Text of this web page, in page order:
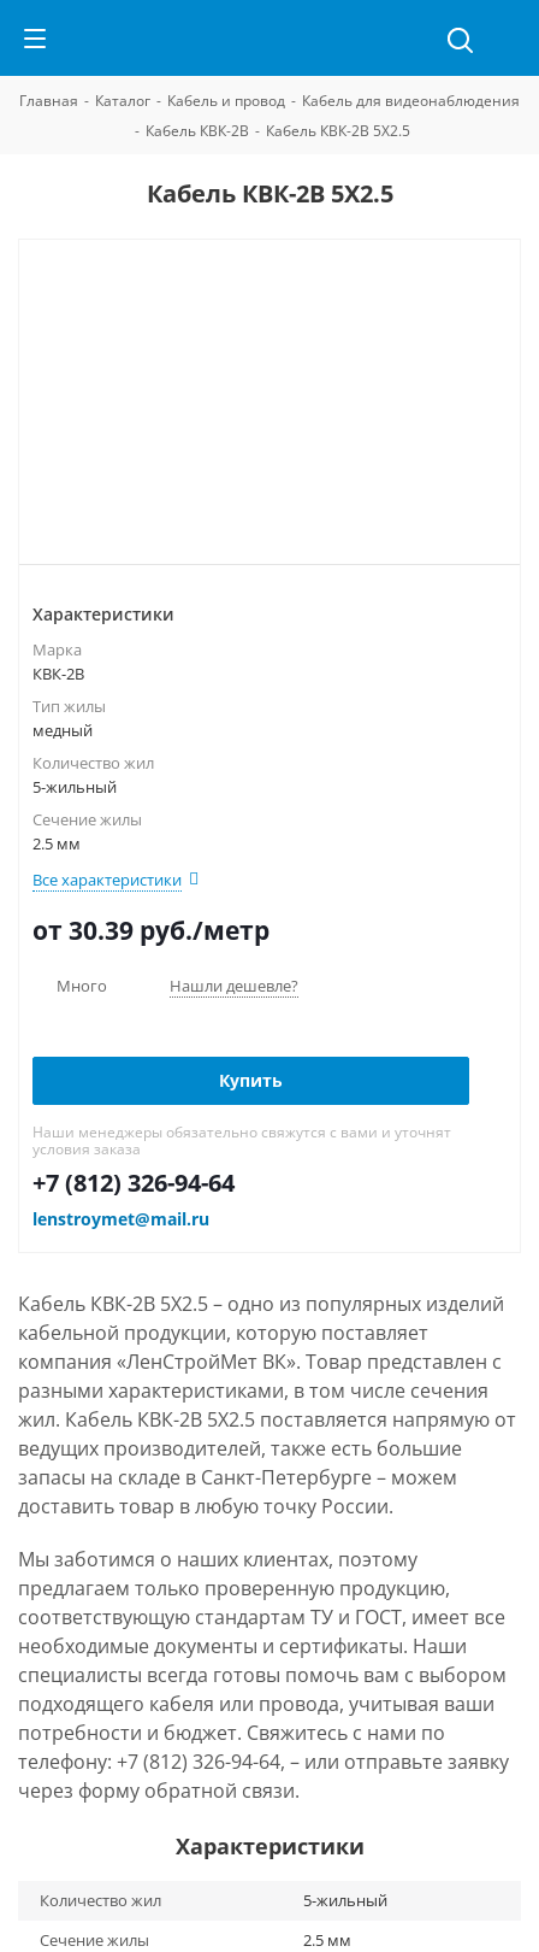
Главная - Каталог - Кабель и провод - Кабель для видеонаблюдения
- Кабель КВК-2В - Кабель КВК-2В 5Х2.5
Кабель КВК-2В 5Х2.5
Характеристики
Марка
КВК-2В
Тип жилы
медный
Количество жил
5-жильный
Сечение жилы
2.5 мм
Все характеристики
от 30.39 руб./метр
Много Нашли дешевле?
Купить
Наши менеджеры обязательно свяжутся с вами и уточнят
условия заказа
+7 (812) 326-94-64
lenstroymet@mail.ru
Кабель КВК-2В 5Х2.5 – одно из популярных изделий
кабельной продукции, которую поставляет
компания «ЛенСтройМет ВК». Товар представлен с
разными характеристиками, в том числе сечения
жил. Кабель КВК-2В 5Х2.5 поставляется напрямую от
ведущих производителей, также есть большие
запасы на складе в Санкт-Петербурге – можем
доставить товар в любую точку России.
Мы заботимся о наших клиентах, поэтому
предлагаем только проверенную продукцию,
соответствующую стандартам ТУ и ГОСТ, имеет все
необходимые документы и сертификаты. Наши
специалисты всегда готовы помочь вам с выбором
подходящего кабеля или провода, учитывая ваши
потребности и бюджет. Свяжитесь с нами по
телефону: +7 (812) 326-94-64, – или отправьте заявку
через форму обратной связи.
Характеристики
Количество жил
5-жильный
Сечение жилы
2.5 мм